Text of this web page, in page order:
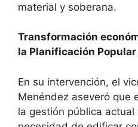
material y soberana.
Transformación
la Planificación Popular
En su intervención, el
Menéndez aseveró que
la gestión pública actual